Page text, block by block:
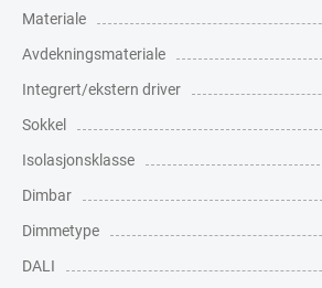
Materiale
Avdekningsmateriale
Integrert/ekstern driver
Sokkel
Isolasjonsklasse
Dimbar
Dimmetype
DALI